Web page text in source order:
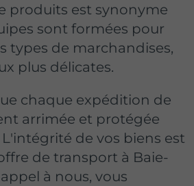
produits est synonyme
sont formées pour
types de marchandises,
plus délicates.
chaque expédition de
arrimée et protégée
de vos biens est
de transport à Baie-
à nous, vous